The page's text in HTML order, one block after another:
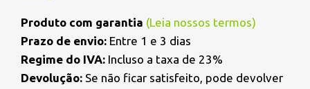
Produto com garantia (Leia nossos termos)
Prazo de envio: Entre 1 e 3 dias
Regime do IVA: Incluso a taxa de 23%
Devolução: Se não ficar satisfeito, pode devolver